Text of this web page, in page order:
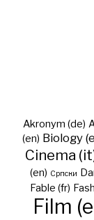
Akronym (de)
(en) Biology
Cinema
(en) Cрпски
Fable (fr)
Film